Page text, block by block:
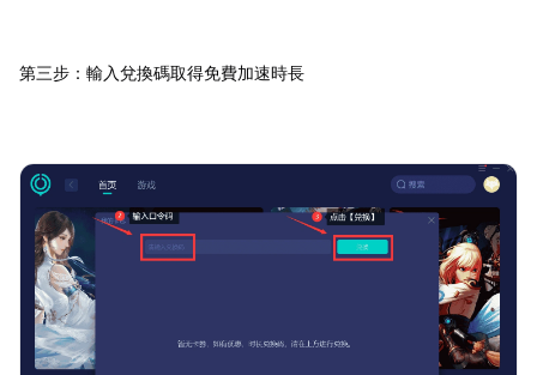
第三步：輸入兌換碼取得免費加速時長